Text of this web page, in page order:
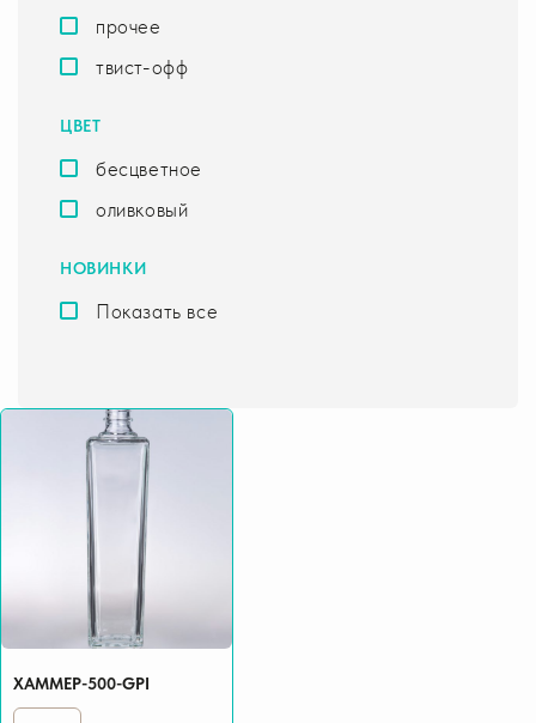
прочее
твист-офф
ЦВЕТ
бесцветное
оливковый
НОВИНКИ
Показать все
ХАММЕР-500-GPI